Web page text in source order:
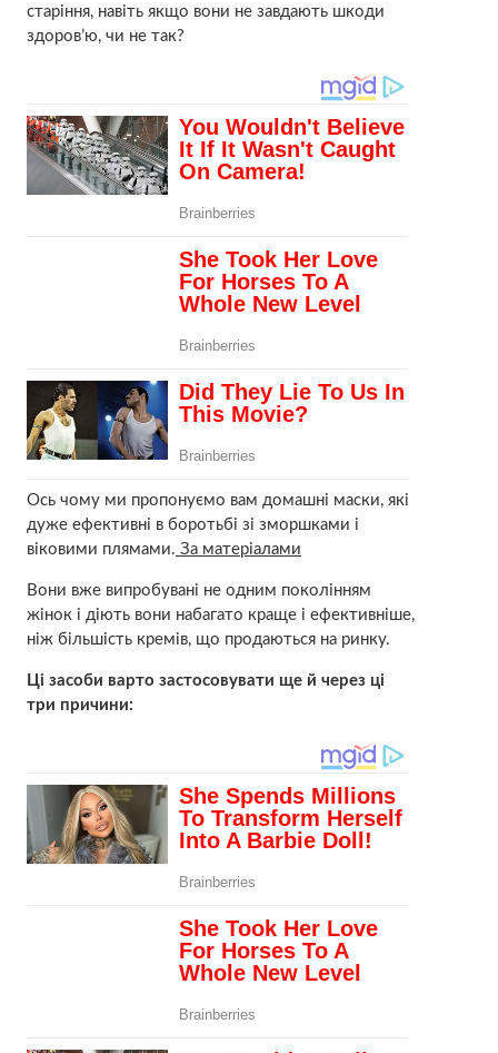
старіння, навіть якщо вони не завдають шкоди
здоров’ю, чи не так?
Ось чому ми пропонуємо вам домашні маски, які
дуже ефективні в боротьбі зі зморшками і
віковими плямами. За матеріалами
Вони вже випробувані не одним поколінням
жінок і діють вони набагато краще і ефективніше,
ніж більшість кремів, що продаються на ринку.
Ці засоби варто застосовувати ще й через ці
три причини: